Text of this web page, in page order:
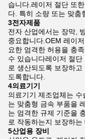
습니다.레이저 절단 또
다. 특히 소량 또는 맞춤
3전자제품
전자 산업에서는 장막,
중요합니다.OEM 레이
요한 엄격한 허용을 충
수 있습니다레이저 절
로 생산되도록 보장하
도록합니다.
4의료기기
의료기기 제조업체는
는 맞춤형 금속 부품을
는 엄격한 규제 기준을
로 작동하는지 보장하
5산업용 장비